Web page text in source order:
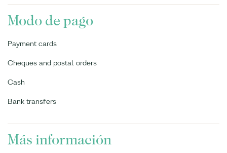
Modo de pago
Payment cards
Cheques and postal orders
Cash
Bank transfers
Más información